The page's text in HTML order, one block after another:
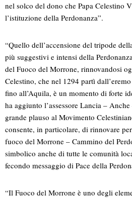
nel solco del dono che Papa Celestino
l’istituzione della Perdonanza”.
“Quello dell’accensione del tripode
più suggestivi e intensi della
del Fuoco del Morrone, rinnovandosi
Celestino, che nel 1294 partì
fino all’Aquila, è un momento di forte
ha aggiunto l’assessore Lancia –
grande plauso al Movimento
consente, in particolare, di rinnovare
fuoco del Morrone – Cammino del
simbolico anche di tutte le comunità
fecondo messaggio di Pace della
“Il Fuoco del Morrone è uno degli